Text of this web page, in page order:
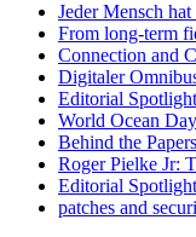
Jeder Mensch
From long-term
Connection and
Digitaler
Editorial
World Ocean
Behind the
Roger Pielke Jr:
Editorial
patches and